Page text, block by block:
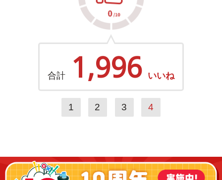
合計 1,996 いいね
1 2 3 4